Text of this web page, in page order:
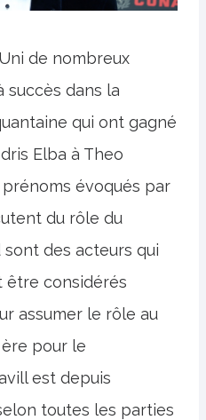
de nombreux
succès dans la
qui ont gagné
Elba à Theo
évoqués par
du rôle du
des acteurs qui
être considérés
assumer le rôle au
pour le
est depuis
toutes les parties